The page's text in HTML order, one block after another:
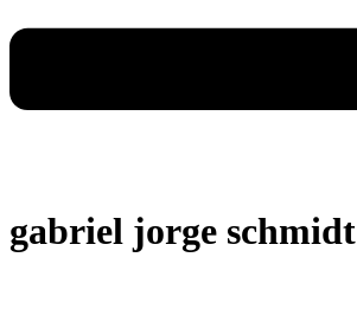
gabriel jorge schmidt